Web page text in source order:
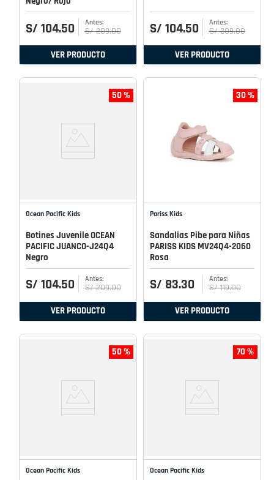
S/ 104.50 S/ 209.00
VER PRODUCTO
S/ 104.50 S/ 209.00
VER PRODUCTO
50 %
Ocean Pacific Kids
Botines Juvenile OCEAN
PACIFIC JUANCO-J24Q4
Negro
S/ 104.50 S/ 209.00
VER PRODUCTO
30 %
Pariss Kids
Sandalias Pibe para Niñas
PARISS KIDS MV24Q4-2060
Rosa
S/ 83.30 S/ 119.00
VER PRODUCTO
50 %
Ocean Pacific Kids
70 %
Ocean Pacific Kids